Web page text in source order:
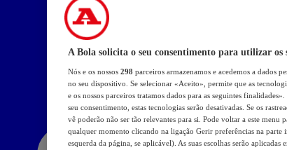
A Bola solicita o seu consentimento para utilizar os
Nós e os nossos 298 parceiros armazenamos e acedemos a dados
no seu dispositivo. Se selecionar «Aceito», permite que as
e os nossos parceiros tratamos dados para as seguintes
seu consentimento, estas tecnologias serão desativadas. Se os
vê poderão não ser tão relevantes para si. Pode voltar a este menu
qualquer momento clicando na ligação Gerir preferências na
esquerda da página, se aplicável). As suas escolhas serão